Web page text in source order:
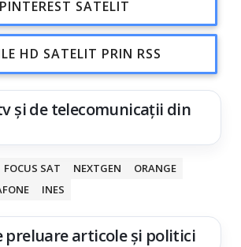
PINTEREST SATELIT
HD SATELIT PRIN RSS
și de telecomunicații din
FOCUS SAT NEXTGEN
ORANGE
INES
preluare articole și politici